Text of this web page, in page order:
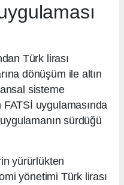
Türk lirası
dönüşüm ile altın
sisteme
FATSİ uygulamasında
sürdüğü
yürürlükten
yönetimi Türk lirası